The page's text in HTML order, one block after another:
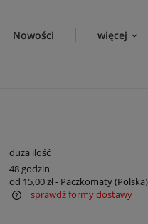
Nowości więcej
duża ilość
48 godzin
od 15,00 zł- Paczkomaty(Polska)
sprawdź formy dostawy